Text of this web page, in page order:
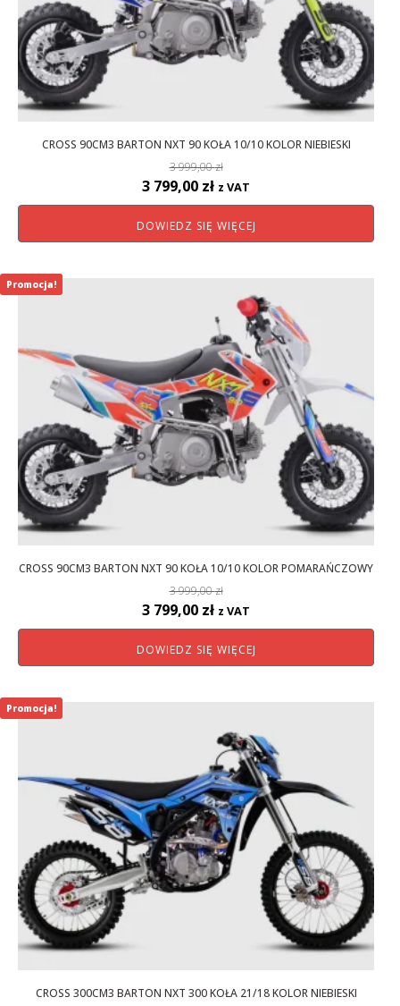
CROSS 90CM3 BARTON NXT 90 KOŁA 10/10 KOLOR NIEBIESKI
3 999,00zł
Pierwotna
cena
wynosiła:
3 799,00 złAktualna
cena
wynosi:
z VAT
DOWIEDZ SIĘ WIĘCEJ
CROSS 90CM3 BARTON NXT 90 KOŁA 10/10 KOLOR POMARAŃCZOWY
3 999,00zł
Pierwotna
cena
wynosiła:
3 799,00 złAktualna
cena
wynosi:
z VAT
DOWIEDZ SIĘ WIĘCEJ
Promocja!
CROSS 300CM3 BARTON NXT 300 KOŁA 21/18 KOLOR NIEBIESKI
Promocja!